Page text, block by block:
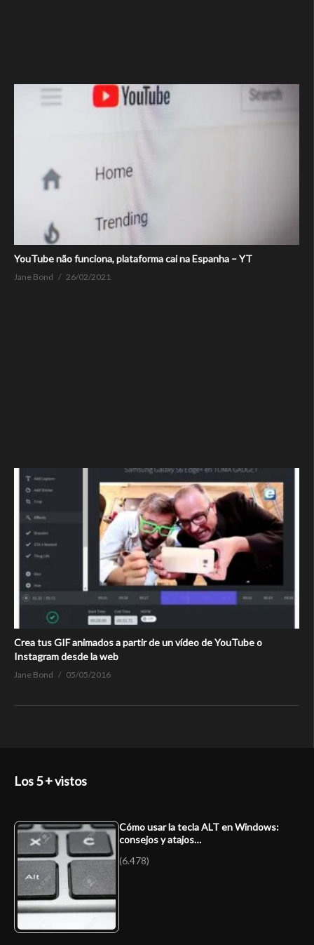
YouTube não funciona, plataforma cai na Espanha – YT
Jane Bond 26/02/2021
Crea tus GIF animados a partir de un vídeo de YouTube o
Instagram desde la web
Jane Bond 05/05/2016
Los 5 + vistos
Cómo usar la tecla ALT en Windows:
consejos y atajos…
(6.478)